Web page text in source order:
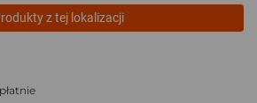
z tej lokalizacji